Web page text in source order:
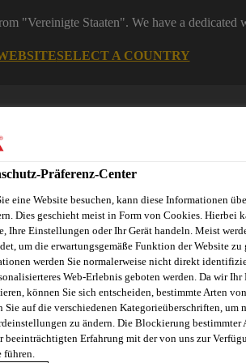
"Vereinigte Staaten". We have a dedicated
SELECT A COUNTRY
Dienstleistungen News Sika Brands
Präferenz-Center
eine Website besuchen, kann diese Informationen
Dies geschieht meist in Form von Cookies. Hierbei
Ihre Einstellungen oder Ihr Gerät handeln. Meist
um die erwartungsgemäße Funktion der Website zu
werden Sie normalerweise nicht direkt
Web-Erlebnis geboten werden. Da wir Ihr
können Sie sich entscheiden, bestimmte Arten
Sie auf die verschiedenen Kategorieüberschriften, um
zu ändern. Die Blockierung
beeinträchtigten Erfahrung mit der von uns zur
führen.